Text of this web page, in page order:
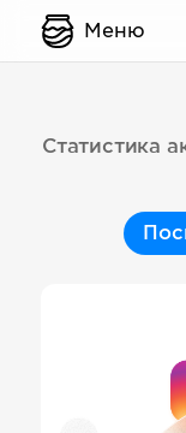
Меню
Статистика